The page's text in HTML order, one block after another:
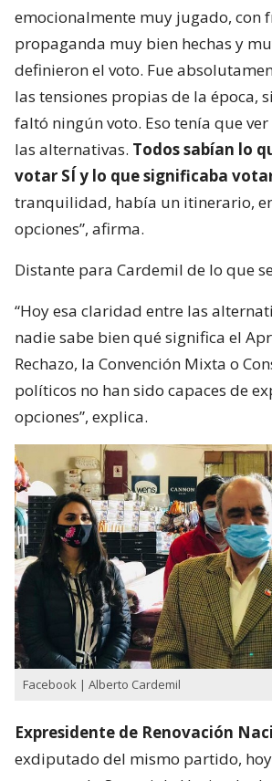
emocionalmente muy jugado, con
propaganda muy bien hechas y
definieron el voto. Fue
las tensiones propias de la época,
faltó ningún voto. Eso tenía que
las alternativas. Todos sabían lo
votar SÍ y lo que significaba
tranquilidad, había un itinerario,
opciones”, afirma.
Distante para Cardemil de lo que
“Hoy esa claridad entre las
nadie sabe bien qué significa el
Rechazo, la Convención Mixta o
políticos no han sido capaces de
opciones”, explica.
Facebook | Alberto Cardemil
Expresidente de Renovación
exdiputado del mismo partido,